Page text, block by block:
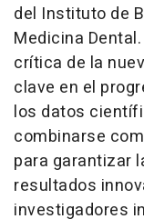
del Instituto de
Medicina
crítica de la
clave en el
los datos
combinarse
para garantizar
resultados
investigadores